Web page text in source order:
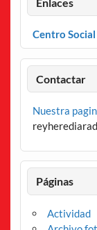
Centro
Contactar
Nuestra
Páginas
Actividad